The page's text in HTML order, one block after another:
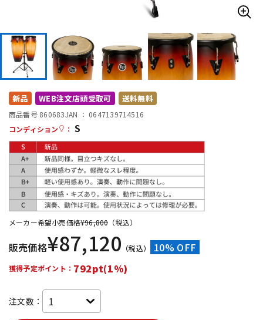
DTM オンライン納品 レコーディング機器
配信/ライブ機器
新品 WEB注文店頭受取可 送料無料
商品番号 860683JAN ： 0647139714516
コンディション
： S
メーカー希望小売価格¥96,800 （税込）
販売価格¥87,120 （税込） 10% OFF
獲得予定ポイント： 792pt(1%)
注文数：